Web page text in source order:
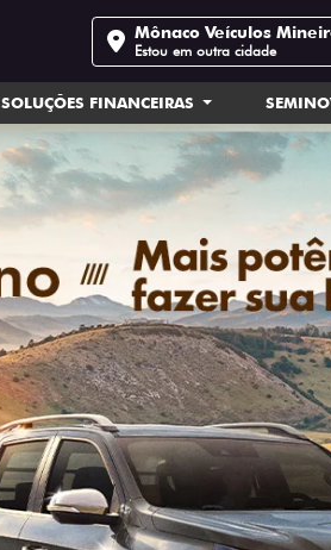
Mônaco Veículos
Estou em outra cidade
SOLUÇÕES FINANCEIRAS